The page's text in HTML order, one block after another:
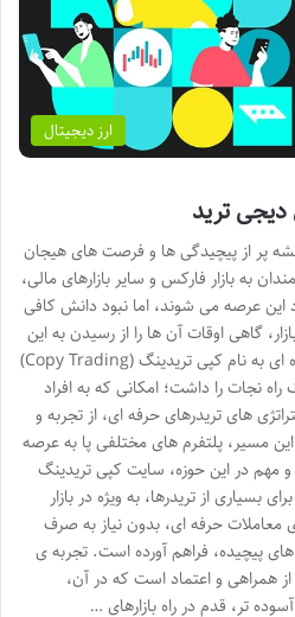
ارز دیجیتال
ترید
پر از پیچیدگی ها و فرصت های هیجان
به بازار فارکس و سایر بازارهای مالی،
عرصه می شوند، اما نبود دانش کافی
گاهی اوقات آن ها را از رسیدن به این
رؤیا بازمی دارد. در این میان، پدیده ای به نام کپی تریدینگ (Copy Trading)
نجات را داشت؛ امکانی که به افراد
های تریدرهای حرفه ای، از تجربه و
مسیر، پلتفرم های مختلفی پا به عرصه
و مهم در این حوزه، سایت کپی تریدینگ
بسیاری از تریدرها، به ویژه در بازار
معاملات حرفه ای، بدون نیاز به صرف
پیچیده، فراهم آورده است. تجربه ی
از همراهی و اعتماد است که در آن،
تر، قدم در راه بازارهای …